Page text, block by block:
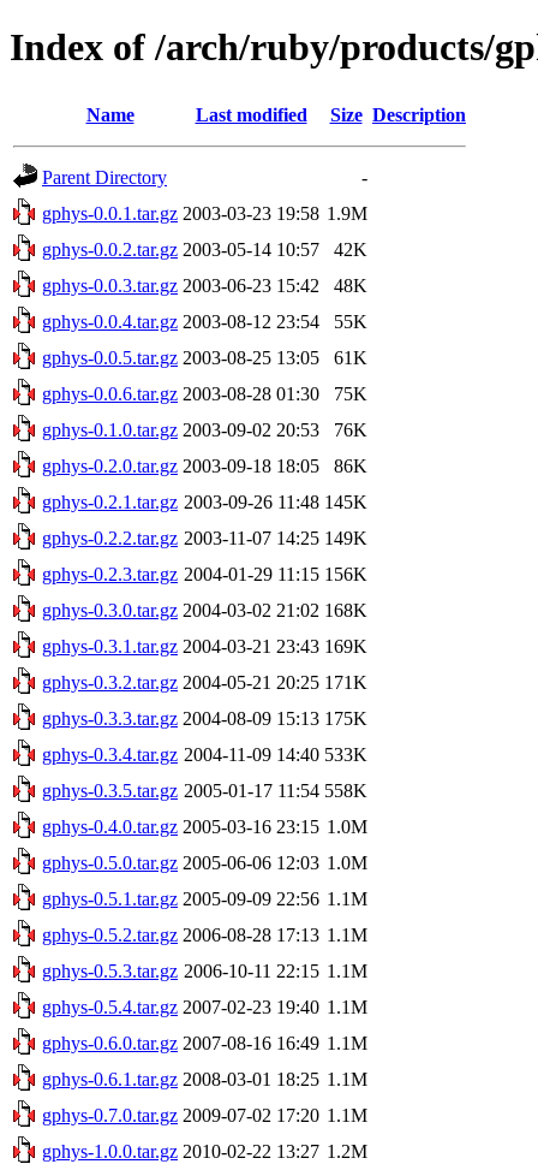
Index of /arch/ruby/products/
Name Last modified Size Description
Parent Directory
-
gphys-0.0.1.tar.gz 2003-03-23 19:58 1.9M
gphys-0.0.2.tar.gz 2003-05-14 10:57
42K
gphys-0.0.3.tar.gz 2003-06-23 15:42
48K
gphys-0.0.4.tar.gz 2003-08-12 23:54
55K
gphys-0.0.5.tar.gz 2003-08-25 13:05
61K
gphys-0.0.6.tar.gz 2003-08-28 01:30
75K
gphys-0.1.0.tar.gz 2003-09-02 20:53
76K
gphys-0.2.0.tar.gz 2003-09-18 18:05
86K
gphys-0.2.1.tar.gz 2003-09-26 11:48 145K
gphys-0.2.2.tar.gz 2003-11-07 14:25 149K
gphys-0.2.3.tar.gz 2004-01-29 11:15 156K
gphys-0.3.0.tar.gz 2004-03-02 21:02 168K
gphys-0.3.1.tar.gz 2004-03-21 23:43 169K
gphys-0.3.2.tar.gz 2004-05-21 20:25 171K
gphys-0.3.3.tar.gz 2004-08-09 15:13 175K
gphys-0.3.4.tar.gz 2004-11-09 14:40 533K
gphys-0.3.5.tar.gz 2005-01-17 11:54 558K
gphys-0.4.0.tar.gz 2005-03-16 23:15 1.0M
gphys-0.5.0.tar.gz 2005-06-06 12:03 1.0M
gphys-0.5.1.tar.gz 2005-09-09 22:56 1.1M
gphys-0.5.2.tar.gz 2006-08-28 17:13 1.1M
gphys-0.5.3.tar.gz 2006-10-11 22:15 1.1M
gphys-0.5.4.tar.gz 2007-02-23 19:40 1.1M
gphys-0.6.0.tar.gz 2007-08-16 16:49 1.1M
gphys-0.6.1.tar.gz 2008-03-01 18:25 1.1M
gphys-0.7.0.tar.gz 2009-07-02 17:20 1.1M
gphys-1.0.0.tar.gz 2010-02-22 13:27 1.2M